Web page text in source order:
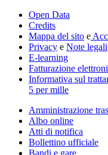
Open Data
Credits
Mappa del sito e
Privacy e Note legali
E-learning
Fatturazione
Informativa sul
5 per mille
Amministrazione
Albo online
Atti di notifica
Bollettino ufficiale
Bandi e gare